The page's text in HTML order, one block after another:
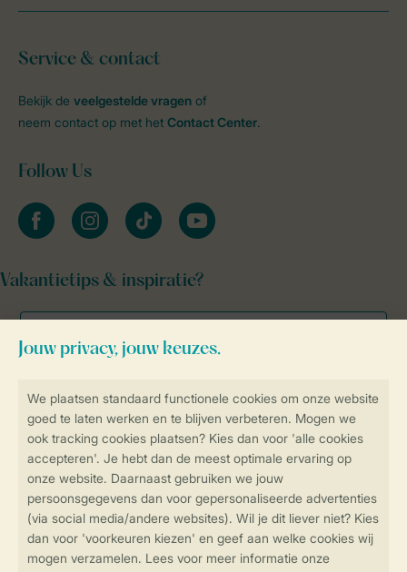
Controle over jouw gegevens &
Veilig en snel online boeken
Veilige gegevensoverdracht
Veilige betaling
Service & contact
Bekijk de veelgestelde vragen of
neem contact op met het Contact Center.
Follow Us
facebookinstagramtiktok youtube
Vakantietips & inspiratie?